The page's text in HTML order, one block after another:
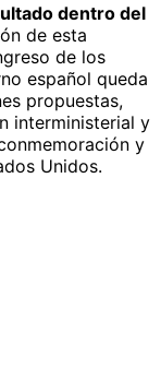
dentro del
de esta
de los
español queda
propuestas,
interministerial y
y
Unidos.